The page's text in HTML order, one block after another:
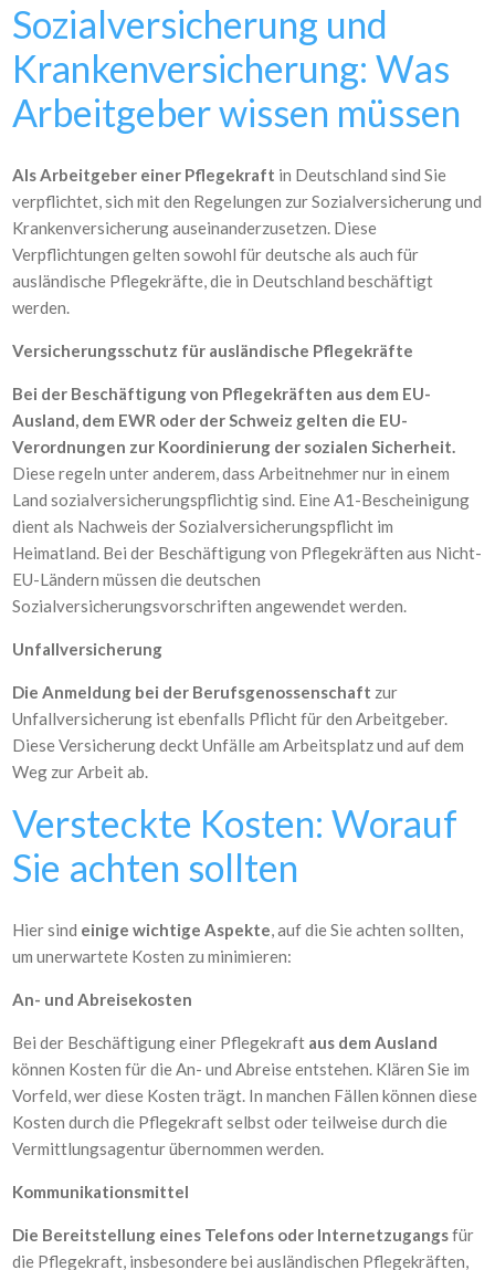
Sozialversicherung und
Krankenversicherung: Was
Arbeitgeber wissen müssen
Als Arbeitgeber einer Pflegekraft in Deutschland sind Sie
verpflichtet, sich mit den Regelungen zur Sozialversicherung und
Krankenversicherung auseinanderzusetzen. Diese
Verpflichtungen gelten sowohl für deutsche als auch für
ausländische Pflegekräfte, die in Deutschland beschäftigt
werden.
Versicherungsschutz für ausländische Pflegekräfte
Bei der Beschäftigung von Pflegekräften aus dem EU-
Ausland, dem EWR oder der Schweiz gelten die EU-
Verordnungen zur Koordinierung der sozialen Sicherheit.
Diese regeln unter anderem, dass Arbeitnehmer nur in einem
Land sozialversicherungspflichtig sind. Eine A1-Bescheinigung
dient als Nachweis der Sozialversicherungspflicht im
Heimatland. Bei der Beschäftigung von Pflegekräften aus Nicht-
EU-Ländern müssen die deutschen
Sozialversicherungsvorschriften angewendet werden.
Unfallversicherung
Die Anmeldung bei der Berufsgenossenschaft zur
Unfallversicherung ist ebenfalls Pflicht für den Arbeitgeber.
Diese Versicherung deckt Unfälle am Arbeitsplatz und auf dem
Weg zur Arbeit ab.
Versteckte Kosten: Worauf
Sie achten sollten
Hier sind einige wichtige Aspekte, auf die Sie achten sollten,
um unerwartete Kosten zu minimieren:
An- und Abreisekosten
Bei der Beschäftigung einer Pflegekraft aus dem Ausland
können Kosten für die An- und Abreise entstehen. Klären Sie im
Vorfeld, wer diese Kosten trägt. In manchen Fällen können diese
Kosten durch die Pflegekraft selbst oder teilweise durch die
Vermittlungsagentur übernommen werden.
Kommunikationsmittel
Die Bereitstellung eines Telefons oder Internetzugangsfür
die Pflegekraft, insbesondere bei ausländischen Pflegekräften,